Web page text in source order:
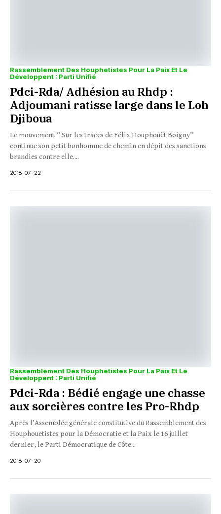
Rassemblement Des Houphetistes Pour La Paix Et Le
Développent : Parti Unifié
Pdci-Rda/ Adhésion au Rhdp :
Adjoumani ratisse large dans le Loh
Djiboua
Le mouvement ‘’ Sur les traces de Félix Houphouët Boigny’’
continue son petit bonhomme de chemin en dépit des sanctions
brandies contre elle....
2018-07-22
Rassemblement Des Houphetistes Pour La Paix Et Le
Développent : Parti Unifié
Pdci-Rda : Bédié engage une chasse
aux sorcières contre les Pro-Rhdp
Après l’Assemblée générale constitutive du Rassemblement des
Houphouetistes pour la Démocratie et la Paix le 16 juillet
dernier, le Parti Démocratique de Côte...
2018-07-20